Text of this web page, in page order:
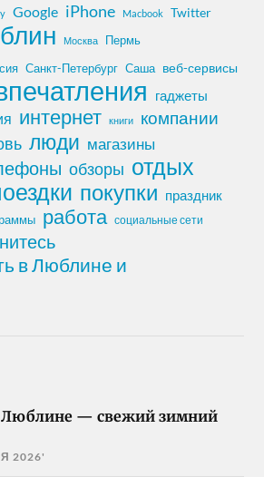
Google iPhone Macbook Twitter
Москва Пермь
Санкт-Петербург Саша веб-сервисы
гаджеты
интернет книги компании
люди магазины
обзоры отдых
покупки праздник
работа социальные сети
в Люблине и
Люблине — свежий зимний
2026'